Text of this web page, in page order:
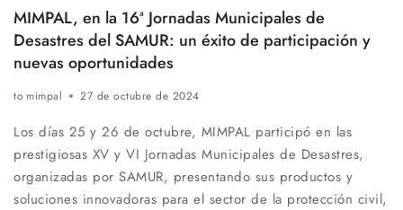
MIMPAL, en la 16ª Jornadas Municipales de
Desastres del SAMUR: un éxito de participación y
nuevas oportunidades
to mimpal 27 de octubre de 2024
Los días 25 y 26 de octubre, MIMPAL participó en las
prestigiosas XV y VI Jornadas Municipales de Desastres,
organizadas por SAMUR, presentando sus productos y
soluciones innovadoras para el sector de la protección civil,